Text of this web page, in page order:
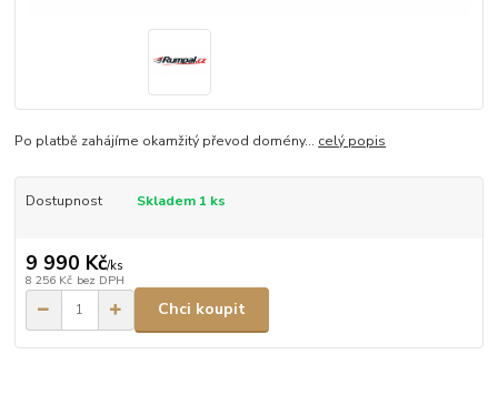
Po platbě zahájíme okamžitý převod domény... celý popis
Dostupnost Skladem 1 ks
9 990 Kč/ks
8 256 Kč bez DPH
Chci koupit